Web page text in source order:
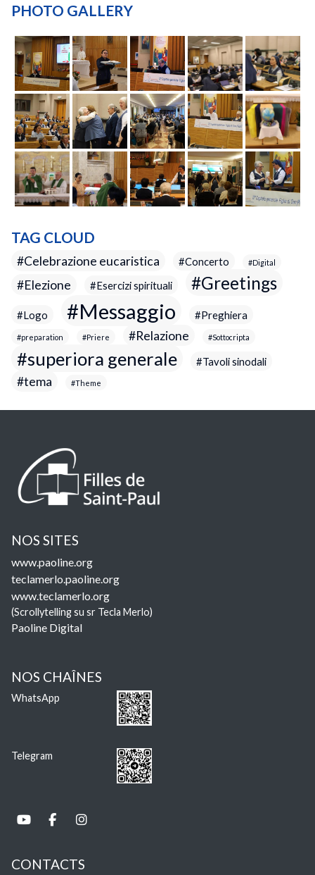
PHOTO GALLERY
TAG CLOUD
Celebrazione eucaristica Concerto Digital
Elezione Esercizi spirituali Greetings
Logo Messaggio Preghiera
preparation Priere Relazione Sottocripta
superiora generale Tavoli sinodali
tema Theme
NOS SITES
www.paoline.org
teclamerlo.paoline.org
www.teclamerlo.org
(Scrollytelling su sr Tecla Merlo)
Paoline Digital
NOS CHAÎNES
WhatsApp
Telegram
CONTACTS